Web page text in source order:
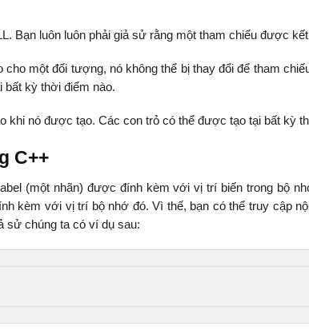
Bạn luôn luôn phải giả sử rằng một tham chiếu được
một đối tượng, nó không thể bị thay đổi để tham
kỳ thời điểm nào.
khi nó được tạo. Các con trỏ có thể được tạo tại bất kỳ
C++
(một nhãn) được đính kèm với vị trí biến trong bộ
kèm với vị trí bộ nhớ đó. Vì thế, bạn có thể truy cập
sử chúng ta có ví dụ sau: